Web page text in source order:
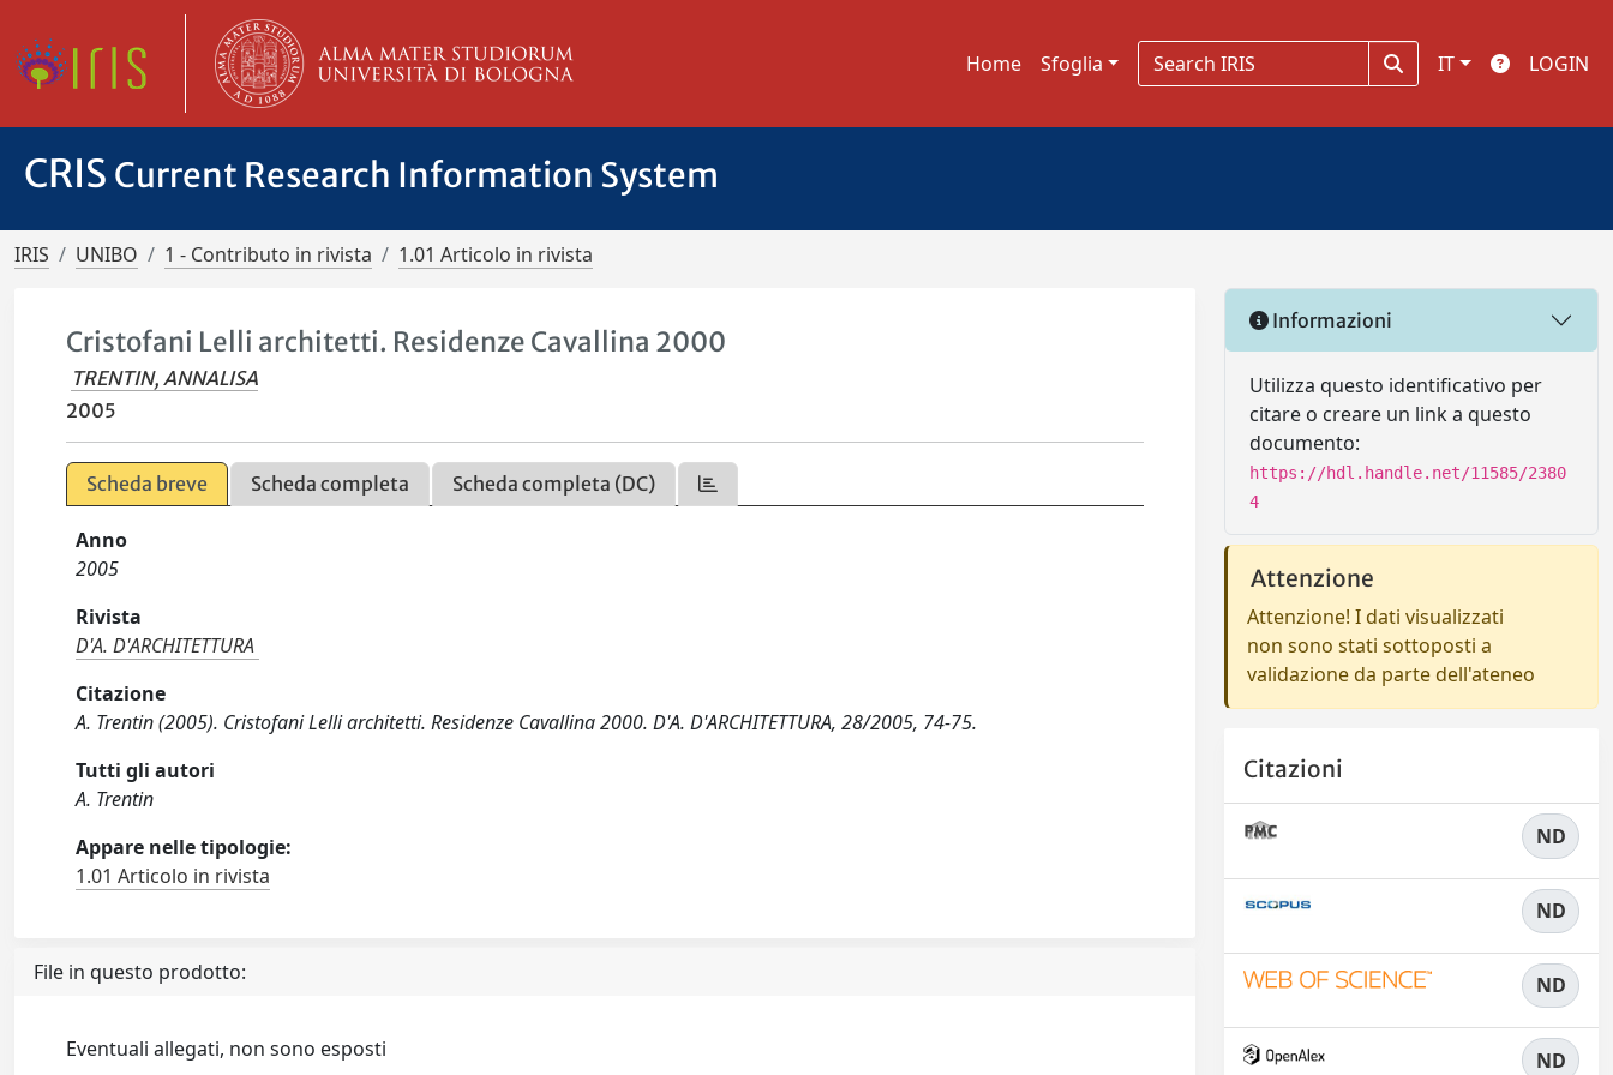
Home Sfoglia IT LOGIN
CRIS Current Research Information System
IRIS UNIBO 1 - Contributo in rivista 1.01 Articolo in rivista
Cristofani Lelli architetti. Residenze Cavallina 2000
TRENTIN, ANNALISA
2005
Scheda breve Scheda completa Scheda completa (DC)
Anno
2005
Rivista
D'A. D'ARCHITETTURA
Citazione
A. Trentin (2005). Cristofani Lelli architetti. Residenze Cavallina 2000. D'A. D'ARCHITETTURA, 28/2005, 74-75.
Tutti gli autori
A. Trentin
Appare nelle tipologie:
1.01 Articolo in rivista
File in questo prodotto:
Eventuali allegati, non sono esposti
Informazioni
Utilizza questo identificativo per
citare o creare un link a questo
documento:
https://hdl.handle.net/11585/2380
4
Attenzione
Attenzione! I dati visualizzati
non sono stati sottoposti a
validazione da parte dell'ateneo
Citazioni
ND
ND
ND
ND